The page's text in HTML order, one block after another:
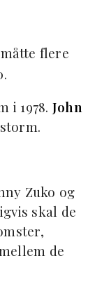
flere
i 1978. John
Zuko og
skal de
de